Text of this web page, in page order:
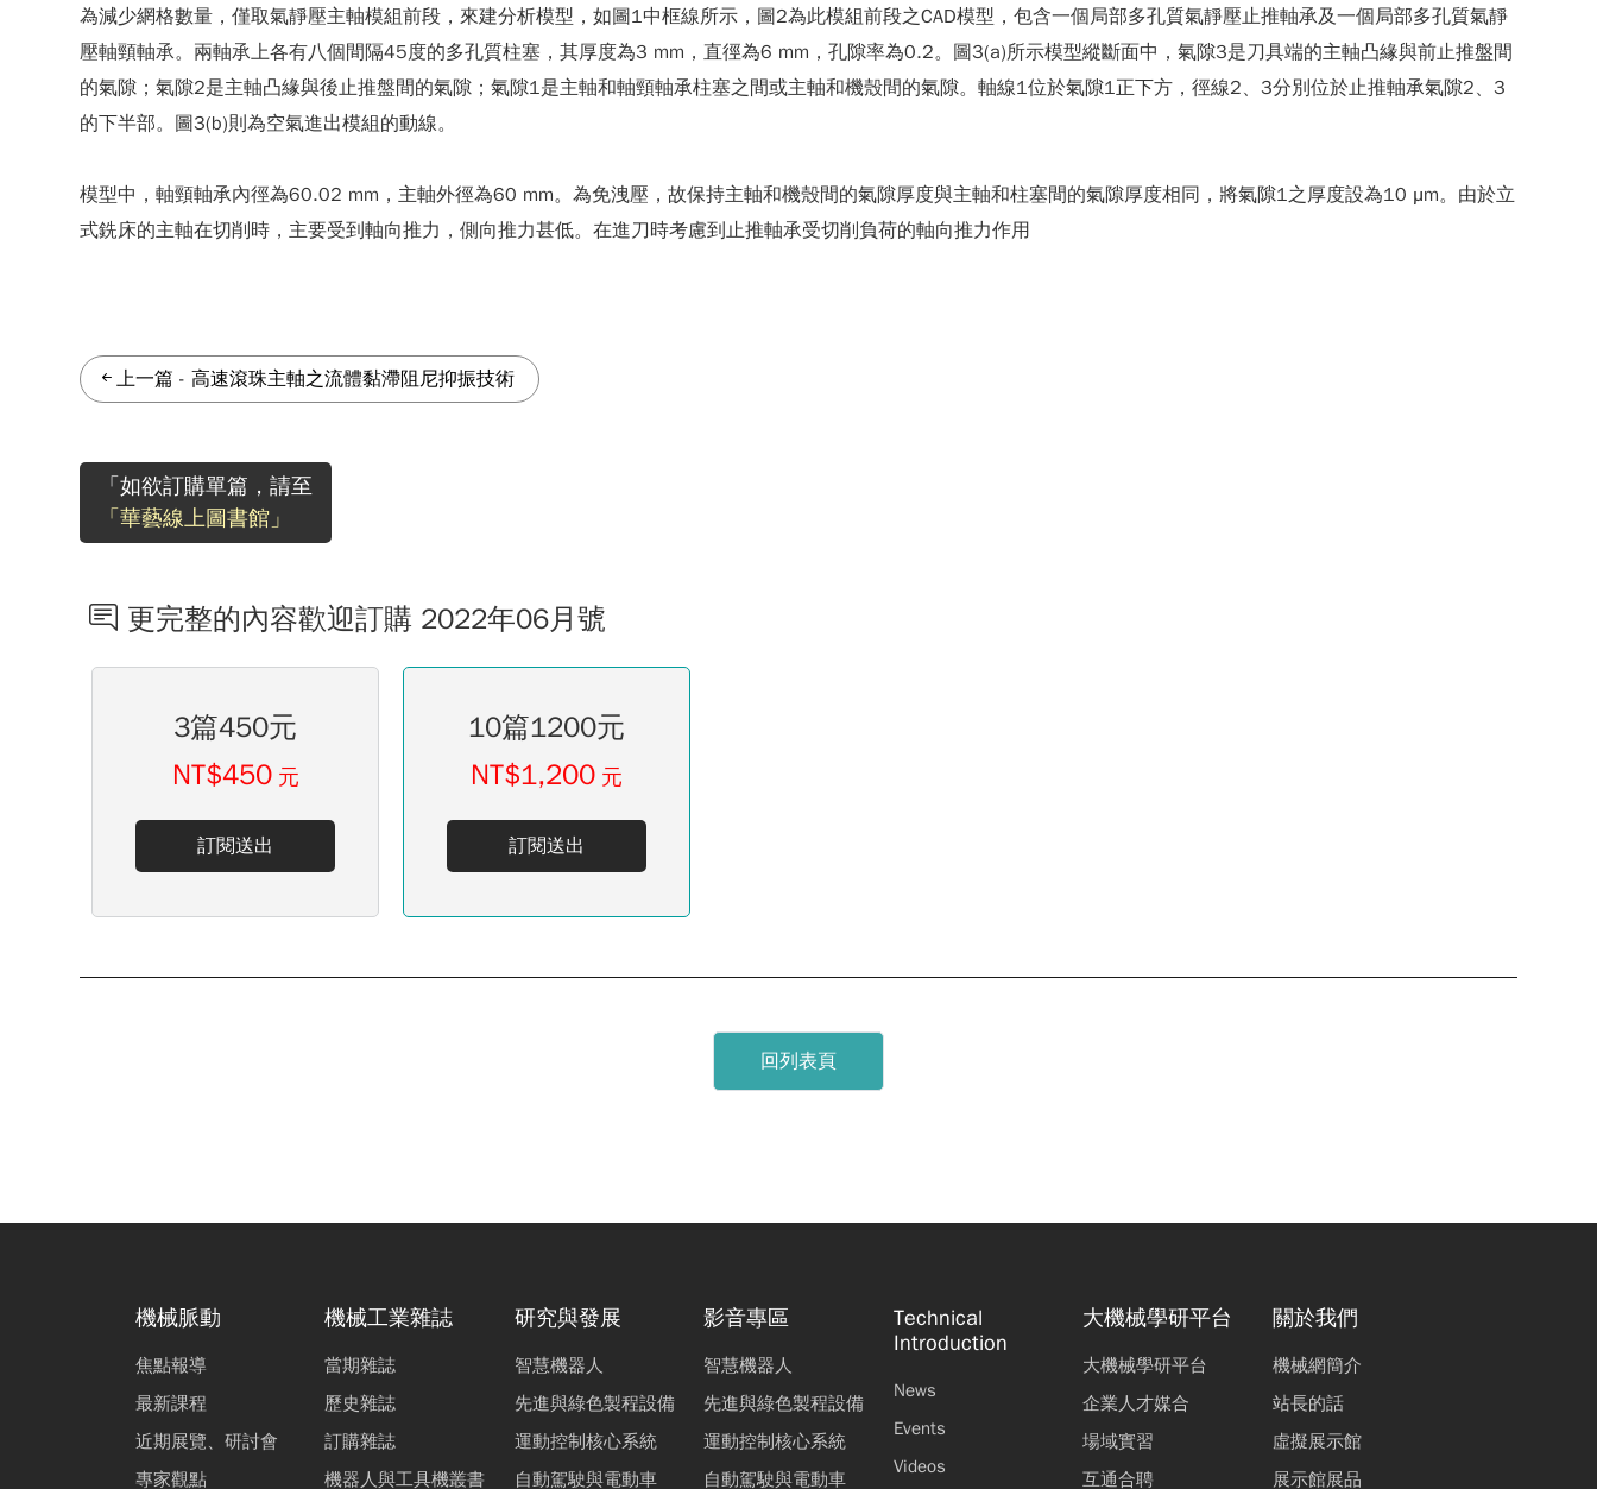
為減少網格數量，僅取氣靜壓主軸模組前段，來建分析模型，如圖1中框線所示，圖2為此模組前段之CAD模型，包含一個局部多孔質氣靜壓止推軸承及一個局部多孔質氣靜
壓軸頸軸承。兩軸承上各有八個間隔45度的多孔質柱塞，其厚度為3 mm，直徑為6 mm，孔隙率為0.2。圖3(a)所示模型縱斷面中，氣隙3是刀具端的主軸凸緣與前止推盤間
的氣隙；氣隙2是主軸凸緣與後止推盤間的氣隙；氣隙1是主軸和軸頸軸承柱塞之間或主軸和機殼間的氣隙。軸線1位於氣隙1正下方，徑線2、3分別位於止推軸承氣隙2、3
的下半部。圖3(b)則為空氣進出模組的動線。
模型中，軸頸軸承內徑為60.02 mm，主軸外徑為60 mm。為免洩壓，故保持主軸和機殼間的氣隙厚度與主軸和柱塞間的氣隙厚度相同，將氣隙1之厚度設為10 μm。由於立
式銑床的主軸在切削時，主要受到軸向推力，側向推力甚低。在進刀時考慮到止推軸承受切削負荷的軸向推力作用
上一篇 -高速滾珠主軸之流體黏滯阻尼抑振技術
「如欲訂購單篇，請至
「華藝線上圖書館」
更完整的內容歡迎訂購 2022年06月號
3篇450元
NT$450 元
訂閱送出
10篇1200元
NT$1,200 元
訂閱送出
回列表頁
機械脈動
焦點報導
最新課程
近期展覽、研討會
專家觀點
機械工業雜誌
當期雜誌
歷史雜誌
訂購雜誌
機器人與工具機叢書
研究與發展
智慧機器人
先進與綠色製程設備
運動控制核心系統
自動駕駛與電動車
影音專區
智慧機器人
先進與綠色製程設備
運動控制核心系統
自動駕駛與電動車
Technical
Introduction
News
Events
Videos
大機械學研平台
大機械學研平台
企業人才媒合
場域實習
互通合聘
關於我們
機械網簡介
站長的話
虛擬展示館
展示館展品